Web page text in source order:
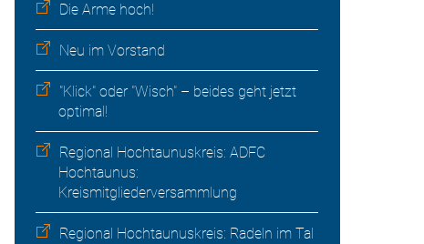
Die Arme hoch!
Neu im Vorstand
"Klick" oder "Wisch" – beides geht jetzt
optimal!
Regional Hochtaunuskreis: ADFC
Hochtaunus:
Kreismitgliederversammlung
Regional Hochtaunuskreis: Radeln im Tal